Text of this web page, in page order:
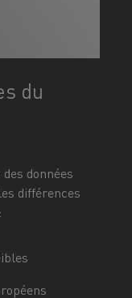
du
données
différences